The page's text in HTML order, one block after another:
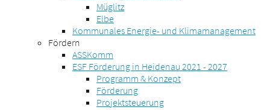
Müglitz
Elbe
Kommunales Energie- und Klimamanagement
Fördern
ASSKomm
ESF Förderung in Heidenau 2021 - 2027
Programm & Konzept
Förderung
Projektsteuerung